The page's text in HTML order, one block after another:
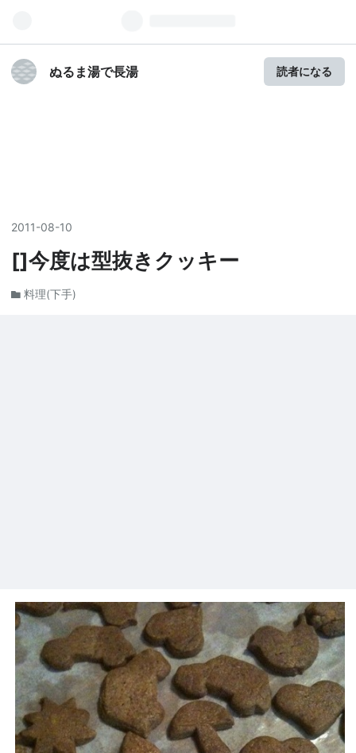
ぬるま湯で長湯 読者になる
2011-08-10
[]今度は型抜きクッキー
料理(下手)